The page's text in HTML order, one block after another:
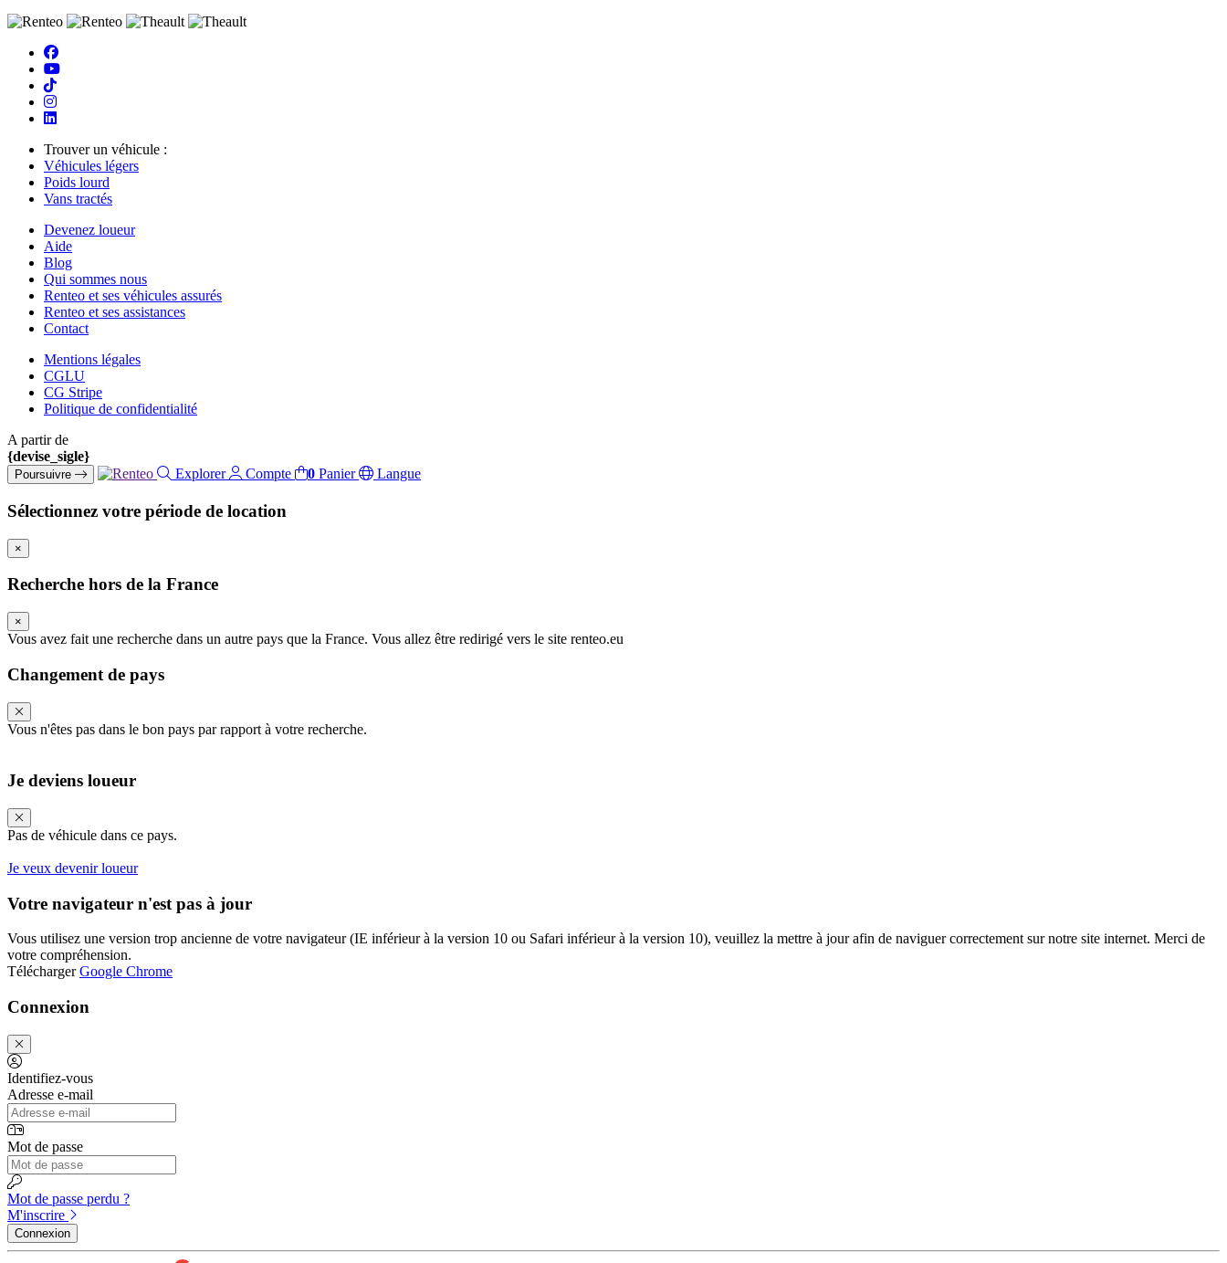
Trouver un véhicule :
Véhicules légers
Poids lourd
Vans tractés
Devenez loueur
Aide
Blog
Qui sommes nous
Renteo et ses véhicules assurés
Renteo et ses assistances
Contact
Mentions légales
CGLU
CG Stripe
Politique de confidentialité
A partir de
{devise_sigle}
Poursuivre Explorer Compte 0 Panier Langue
Sélectionnez votre période de location
×
Recherche hors de la France
×
Vous avez fait une recherche dans un autre pays que la France. Vous allez être redirigé vers le site renteo.eu
Changement de pays
Vous n'êtes pas dans le bon pays par rapport à votre recherche.
Je deviens loueur
Pas de véhicule dans ce pays.
Je veux devenir loueur
Votre navigateur n'est pas à jour
Vous utilisez une version trop ancienne de votre navigateur (IE inférieur à la version 10 ou Safari inférieur à la version 10), veuillez la mettre à jour afin de naviguer correctement sur notre site internet. Merci de
votre compréhension.
TéléchargerGoogle Chrome
Connexion
Identifiez-vous
Adresse e-mail
Mot de passe
Mot de passe perdu ?
M'inscrire
Connexion